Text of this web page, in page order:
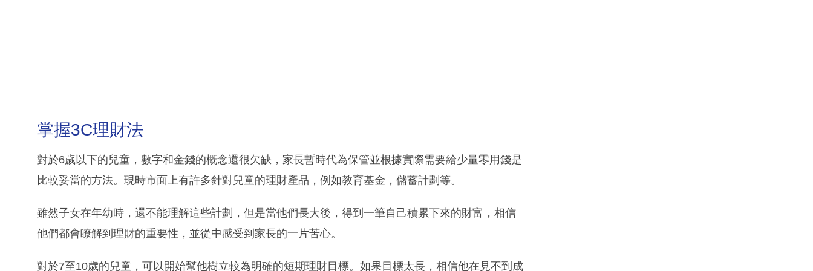
掌握3C理財法
對於6歲以下的兒童，數字和金錢的概念還很欠缺，家長暫時代為保管並根據實際需要給少量零用錢是
比較妥當的方法。現時市面上有許多針對兒童的理財產品，例如教育基金，儲蓄計劃等。
雖然子女在年幼時，還不能理解這些計劃，但是當他們長大後，得到一筆自己積累下來的財富，相信
他們都會瞭解到理財的重要性，並從中感受到家長的一片苦心。
對於7至10歲的兒童，可以開始幫他樹立較為明確的短期理財目標。如果目標太長，相信他在見不到成